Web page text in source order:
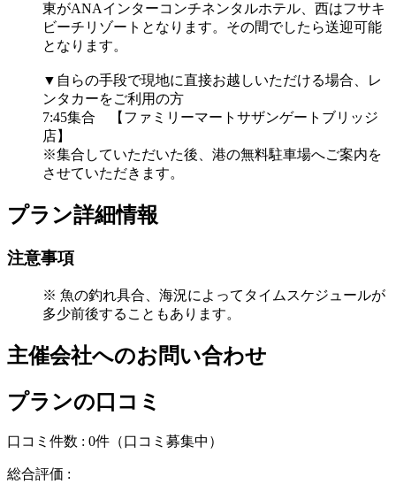
東がANAインターコンチネンタルホテル、西はフサキ
ビーチリゾートとなります。その間でしたら送迎可能
となります。
▼自らの手段で現地に直接お越しいただける場合、レ
ンタカーをご利用の方
7:45集合 【ファミリーマートサザンゲートブリッジ
店】
※集合していただいた後、港の無料駐車場へご案内を
させていただきます。
プラン詳細情報
注意事項
※ 魚の釣れ具合、海況によってタイムスケジュールが
多少前後することもあります。
主催会社へのお問い合わせ
プランの口コミ
口コミ件数 : 0件 （口コミ募集中）
総合評価 :